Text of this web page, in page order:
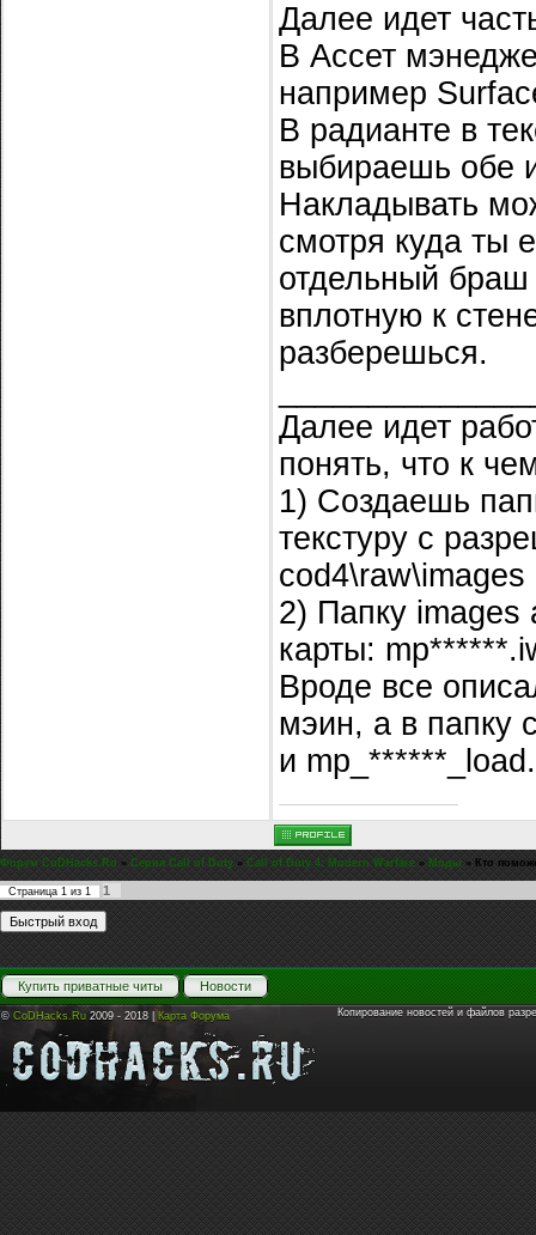
Далее идет
В Ассет
например
В радианте в
выбираешь обе
Накладывать
смотря куда ты
отдельный браш
вплотную к
разберешься.
Далее идет
понять, что к
1) Создаешь
текстуру с
cod4\raw\images
2) Папку images
карты:
Вроде все
мэин, а в папку
и
Форум CoDHacks.Ru » Серия Call of Duty » Call of Duty 4: Modern Warfare » Моды » Кто
Страница 1 из 1 1
Купить приватные читы Новости
© CoDHacks.Ru 2009 - 2018 | Карта Форума Копирование новостей и файлов